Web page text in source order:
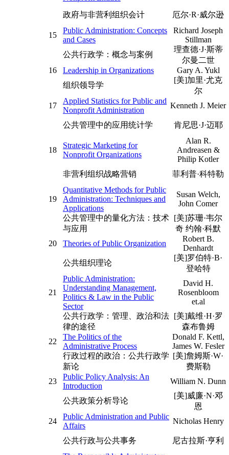
政府与非营利组织会计 厄尔·R·威尔逊
15
Public Administration: Concepts
and Cases
Richard Joseph
Stillman
公共行政学：概念与案例
理查德·J·斯蒂
尔曼二世
16
Leadership in Organizations
Gary A. Yukl
组织领导学
[美]加里·尤克
尔
17
Applied Statistics for Public and
Nonprofit Administration
Kenneth J. Meier
公共管理中的应用统计学 肯尼思·J·迈耶
18
Strategic Marketing for
Nonprofit Organizations
Alan R.
Andreasen &
Philip Kotler
非营利组织战略营销
菲利普·科特勒
19
Quantitative Methods for Public
Administration: Techniques and
Applications
Susan Welch,
John Comer
公共管理中的量化方法：技术
与应用
[美]苏珊·韦尔
奇 约翰·科默
20
Theories of Public Organization
Robert B.
Denhardt
公共组织理论
[美]罗伯特·B·
登哈特
21
Public Administration:
Understanding Management,
Politics & Law in the Public
Sector
David H.
Rosenbloom
et.al
公共行政学：管理、政治和法
律的途径
[美]戴维·H·罗
森布鲁姆
22
The Politics of the
Administrative Process
Donald F. Kettl,
James W. Fesler
行政过程的政治：公共行政学
新论
[美]詹姆斯·W·
费斯勒
23
Public Policy Analysis: An
Introduction
William N. Dunn
公共政策分析导论
[美]威廉·N·邓
恩
24
Public Administration and Public
Affairs
Nicholas Henry
公共行政与公共事务 尼古拉斯·亨利